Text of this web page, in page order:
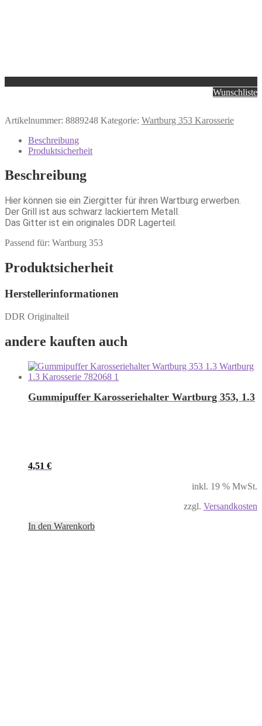
Wunschliste
Artikelnummer: 8889248 Kategorie: Wartburg 353 Karosserie
Beschreibung
Produktsicherheit
Beschreibung
Hier können sie ein Ziergitter für ihren Wartburg erwerben.
Der Grill ist aus schwarz lackiertem Metall.
Das Gitter ist ein originales DDR Lagerteil.
Passend für: Wartburg 353
Produktsicherheit
Herstellerinformationen
DDR Originalteil
andere kauften auch
Gummipuffer Karosseriehalter Wartburg 353, 1.3
4,51 €
inkl. 19 % MwSt.
zzgl. Versandkosten
In den Warenkorb